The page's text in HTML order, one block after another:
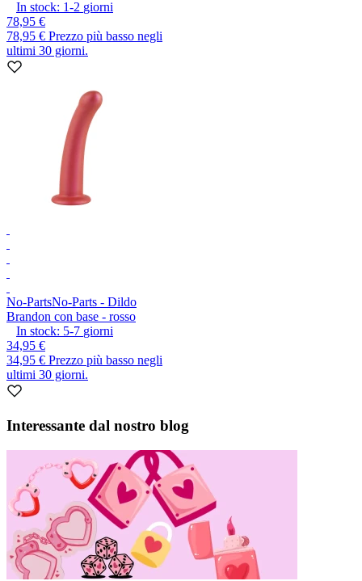
In stock: 1-2 giorni
78,95 €
78,95 € Prezzo più basso negli
ultimi 30 giorni.
No-PartsNo-Parts - Dildo
Brandon con base - rosso
In stock: 5-7 giorni
34,95 €
34,95 € Prezzo più basso negli
ultimi 30 giorni.
Interessante dal nostro blog